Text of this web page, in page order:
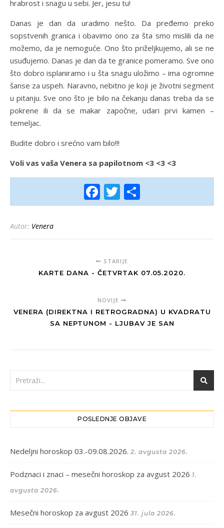
hrabrost i snagu u sebi. Jer, jesu tu!
Danas je dan da uradimo nešto. Da pređemo preko
sopstvenih granica i obavimo ono za šta smo mislili da ne
možemo, da je nemoguće. Ono što priželjkujemo, ali se ne
usuđujemo. Danas je dan da te granice pomeramo. Sve ono
što dobro isplaniramo i u šta snagu uložimo – ima ogromne
šanse za uspeh. Naravno, nebitno je koji je životni segment
u pitanju. Sve ono što je bilo na čekanju danas treba da se
pokrene ili da se makar započne, udari prvi kamen –
temeljac.
Budite dobro i srećno vam bilo!!!
Voli vas vaša Venera sa papilotnom <3 <3 <3
Facebook
Twitter
Autor: Venera
STARIJE
KARTE DANA - ČETVRTAK 07.05.2020.
NOVIJE
VENERA (DIREKTNA I RETROGRADNA) U KVADRATU
SA NEPTUNOM - LJUBAV JE SAN
POSLEDNJE OBJAVE
Nedeljni horoskop 03.-09.08.2026. 2. avgusta 2026.
Podznaci i znaci – mesečni horoskop za avgust 2026 1.
avgusta 2026.
Mesečni horoskop za avgust 2026 31. jula 2026.